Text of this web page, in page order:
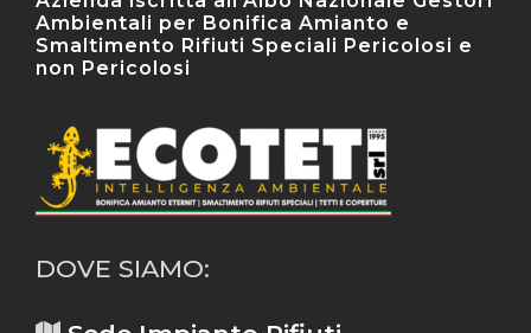
Ambientali per Bonifica Amianto e
Smaltimento Rifiuti Speciali Pericolosi e
non Pericolosi
DOVE SIAMO: